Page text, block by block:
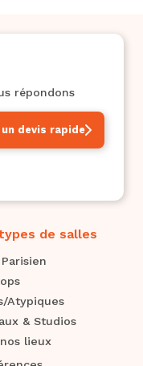
un devis rapide
répondons
de salles
Atypiques
& Studios
lieux